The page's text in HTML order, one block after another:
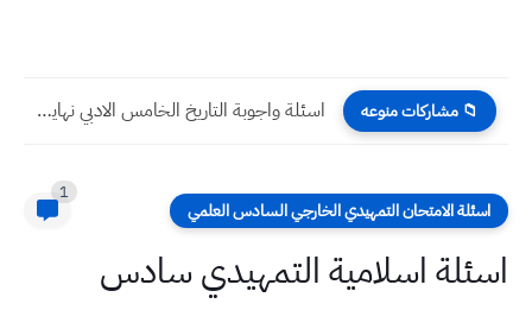
📁 مشاركات منوعه اسئلة واجوبة التاريخ الخامس الادبي نهاية السنة 2024
اسئلة الامتحان التمهيدي الخارجي السادس العلمي
1
اسئلة اسلامية التمهيدي سادس